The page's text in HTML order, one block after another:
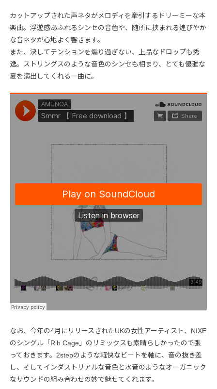
カットアップされた声ネタがメロディを牽引するドリーミーな本
楽曲。浮遊感あふれるシンセの音色や、随所に挟まれる煌びやか
な音ネタが心地よく響きます。
また、決してテンションを煽り過ぎない、上品なドロップも秀
逸。ストリングスのような音色のシンセも相まり、とても優雅な
夏を演出してくれる一曲に。
なお、今年の4月にリリースされたUKの女性アーティスト、NIXE
のシングル「Rib Cage」のリミックスも素晴らしかったので張
っておきます。2stepのような軽快なビートを軸に、音の抜き差
し、そしてインダストリアルな音色と水音のようなオーガニック
なサウンドの組み合わせの妙で魅せてくれます。